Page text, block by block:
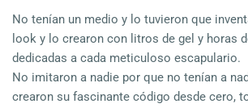
No tenían un medio y lo tuvieron que
look y lo crearon con litros de gel y horas
dedicadas a cada meticuloso escapulario.
No imitaron a nadie por que no tenían a
crearon su fascinante código desde cero,